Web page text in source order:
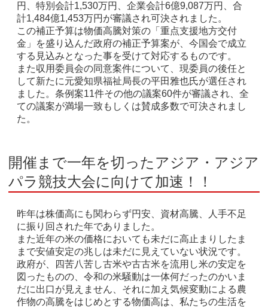
円、特別会計1,530万円、企業会計6億9,087万円、合
計1,484億1,453万円が審議され可決されました。
この補正予算は物価高騰対策の「重点支援地方交付
金」を盛り込んだ政府の補正予算案が、今国会で成立
する見込みとなった事を受けて対応するものです。
また収用委員会の同意案件について、現委員の後任と
して新たに元愛知県福祉局長の平田雅也氏が選任され
ました。条例案11件その他の議案60件が審議され、全
ての議案が満場一致もしくは賛成多数で可決されまし
た。
開催まで一年を切ったアジア・アジア
パラ競技大会に向けて加速！！
昨年は株価高にも関わらず円安、資材高騰、人手不足
に振り回された年でありました。
また近年の米の価格においても未だに高止まりしたま
まで安値安定の兆しは未だに見えていない状況です。
政府が、四苦八苦し古米や古古米を流用し米の安定を
図ったものの、令和の米騒動は一体何だったのかいま
だに出口が見えません、それに加え気候変動による農
作物の高騰をはじめとする物価高は、私たちの生活を